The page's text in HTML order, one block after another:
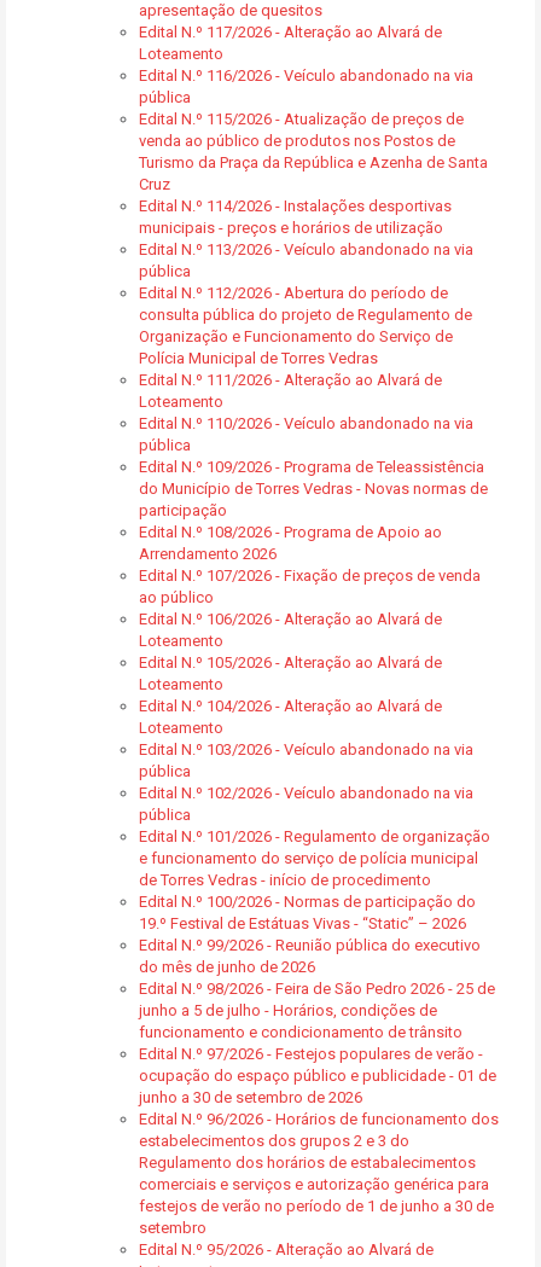
apresentação de quesitos
Edital N.º 117/2026 - Alteração ao Alvará de
Loteamento
Edital N.º 116/2026 - Veículo abandonado na via
pública
Edital N.º 115/2026 - Atualização de preços de
venda ao público de produtos nos Postos de
Turismo da Praça da República e Azenha de Santa
Cruz
Edital N.º 114/2026 - Instalações desportivas
municipais - preços e horários de utilização
Edital N.º 113/2026 - Veículo abandonado na via
pública
Edital N.º 112/2026 - Abertura do período de
consulta pública do projeto de Regulamento de
Organização e Funcionamento do Serviço de
Polícia Municipal de Torres Vedras
Edital N.º 111/2026 - Alteração ao Alvará de
Loteamento
Edital N.º 110/2026 - Veículo abandonado na via
pública
Edital N.º 109/2026 - Programa de Teleassistência
do Município de Torres Vedras - Novas normas de
participação
Edital N.º 108/2026 - Programa de Apoio ao
Arrendamento 2026
Edital N.º 107/2026 - Fixação de preços de venda
ao público
Edital N.º 106/2026 - Alteração ao Alvará de
Loteamento
Edital N.º 105/2026 - Alteração ao Alvará de
Loteamento
Edital N.º 104/2026 - Alteração ao Alvará de
Loteamento
Edital N.º 103/2026 - Veículo abandonado na via
pública
Edital N.º 102/2026 - Veículo abandonado na via
pública
Edital N.º 101/2026 - Regulamento de organização
e funcionamento do serviço de polícia municipal
de Torres Vedras - início de procedimento
Edital N.º 100/2026 - Normas de participação do
19.º Festival de Estátuas Vivas - “Static” – 2026
Edital N.º 99/2026 - Reunião pública do executivo
do mês de junho de 2026
Edital N.º 98/2026 - Feira de São Pedro 2026 - 25 de
junho a 5 de julho - Horários, condições de
funcionamento e condicionamento de trânsito
Edital N.º 97/2026 - Festejos populares de verão -
ocupação do espaço público e publicidade - 01 de
junho a 30 de setembro de 2026
Edital N.º 96/2026 - Horários de funcionamento dos
estabelecimentos dos grupos 2 e 3 do
Regulamento dos horários de estabalecimentos
comerciais e serviços e autorização genérica para
festejos de verão no período de 1 de junho a 30 de
setembro
Edital N.º 95/2026 - Alteração ao Alvará de